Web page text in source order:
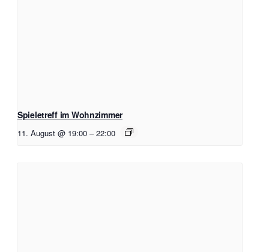
Spieletreff im Wohnzimmer
11. August @ 19:00 – 22:00